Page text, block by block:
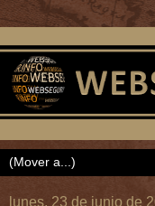
lunes, 23 de junio de